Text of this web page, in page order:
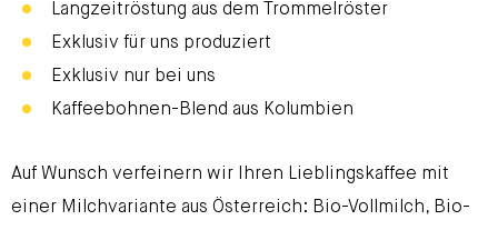
Langzeitröstung aus dem Trommelröster
Exklusiv für uns produziert
Exklusiv nur bei uns
Kaffeebohnen-Blend aus Kolumbien
Auf Wunsch verfeinern wir Ihren Lieblingskaffee mit
einer Milchvariante aus Österreich: Bio-Vollmilch, Bio-